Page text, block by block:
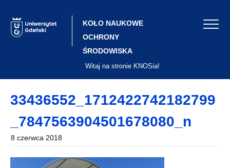
content
KOŁO NAUKOWE
OCHRONY
ŚRODOWISKA
Witaj na stronie KNOSia!
33436552_1712422742182799
_7847563904501678080_n
8 czerwca 2018